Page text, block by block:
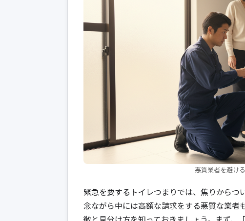
悪質業者を避け
緊急を要するトイレつまりでは、焦りから
念ながら中には高額な請求をする悪質な業